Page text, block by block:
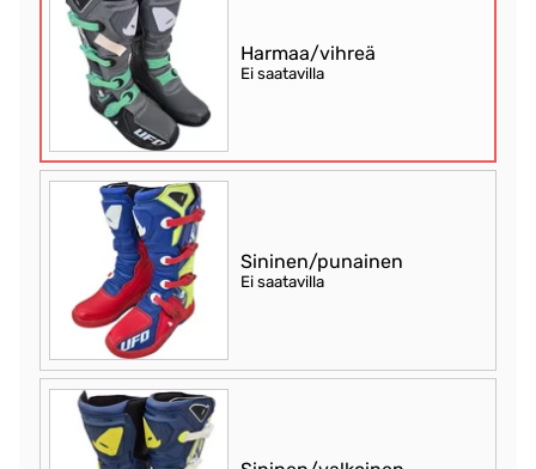
Harmaa/vihreä
Ei saatavilla
Sininen/punainen
Ei saatavilla